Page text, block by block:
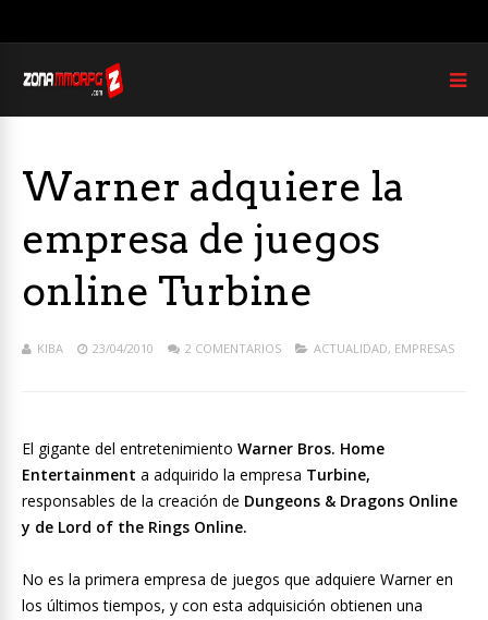
Warner adquiere la
empresa de juegos
online Turbine
KIBA 23/04/2010 2 COMENTARIOS ACTUALIDAD, EMPRESAS
El gigante del entretenimiento Warner Bros. Home
Entertainment a adquirido la empresa Turbine,
responsables de la creación de Dungeons & Dragons Online
y de Lord of the Rings Online.
No es la primera empresa de juegos que adquiere Warner en
los últimos tiempos, y con esta adquisición obtienen una